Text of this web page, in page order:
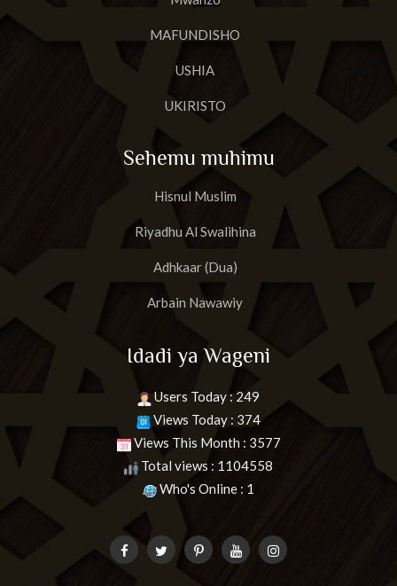
MAFUNDISHO
USHIA
UKIRISTO
Sehemu muhimu
Hisnul Muslim
Riyadhu Al Swalihina
Adhkaar (Dua)
Arbain Nawawiy
Idadi ya Wageni
Users Today : 249
Views Today : 374
Views This Month : 3577
Total views : 1104558
Who's Online : 1